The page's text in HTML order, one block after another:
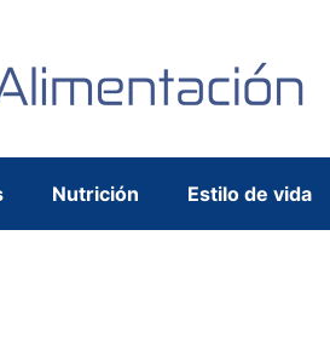
Nutrición Estilo de vida